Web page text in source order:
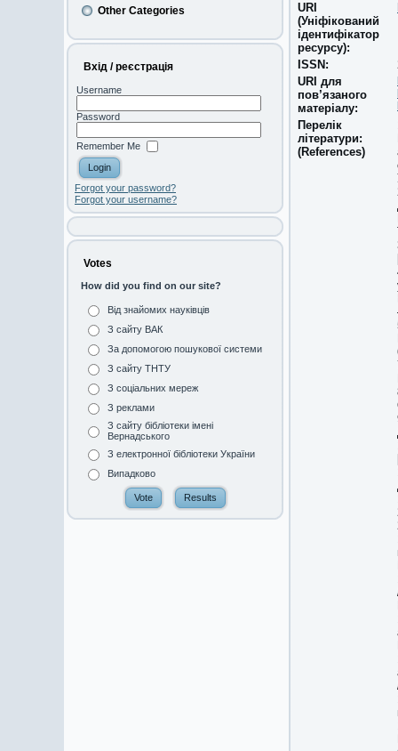
Other Categories
Вхід / реєстрація
Username
Password
Remember Me
Forgot your password?
Forgot your username?
Votes
How did you find on our site?
Від знайомих науківців
З сайту ВАК
За допомогою пошукової системи
З сайту ТНТУ
З соціальних мереж
З реклами
З сайту бібліотеки імені
Вернадського
З електронної бібліотеки України
Випадково
URI
(Уніфікований
ідентифікатор
ресурсу):
ISSN:
URI для
пов’язаного
матеріалу:
Перелік
літератури:
(References)